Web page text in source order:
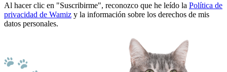
Al hacer clic en "Suscribirme", reconozco que he leído la Política de
privacidad de Wamiz y la información sobre los derechos de mis
datos personales.